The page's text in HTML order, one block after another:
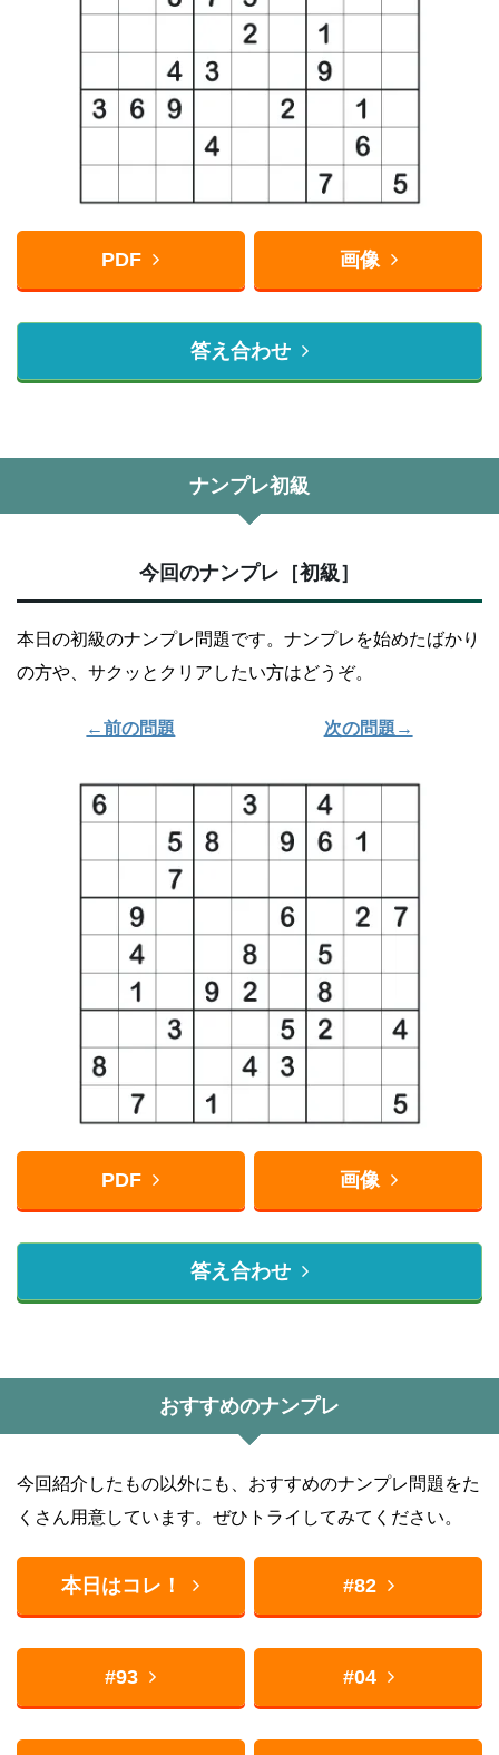
PDF 画像
答え合わせ
ナンプレ初級
今回のナンプレ［初級］
本日の初級のナンプレ問題です。ナンプレを始めたばかり
の方や、サクッとクリアしたい方はどうぞ。
←前の問題 次の問題→
PDF 画像
答え合わせ
おすすめのナンプレ
今回紹介したもの以外にも、おすすめのナンプレ問題をた
くさん用意しています。ぜひトライしてみてください。
本日はコレ！ #82
#93 #04